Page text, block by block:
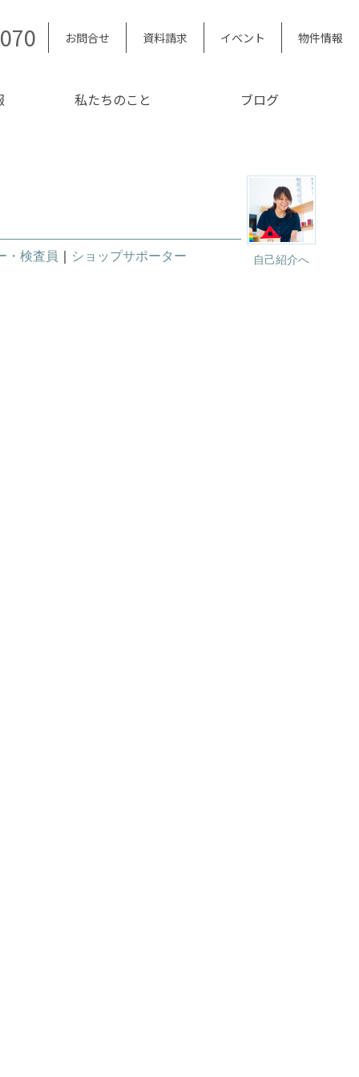
お問合せ 資料請求 イベント 物件情報
私たちのこと ブログ
自己紹介へ
・検査員 ショップサポーター